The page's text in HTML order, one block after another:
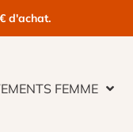
d'achat.
FEMME